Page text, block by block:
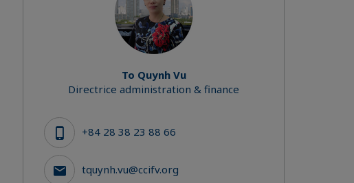
To Quynh Vu
Directrice administration & finance
+84 28 38 23 88 66
tquynh.vu@ccifv.org